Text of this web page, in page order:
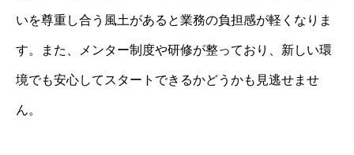
いを尊重し合う風土があると業務の負担感が軽くなりま
す。また、メンター制度や研修が整っており、新しい環
境でも安心してスタートできるかどうかも見逃せませ
ん。